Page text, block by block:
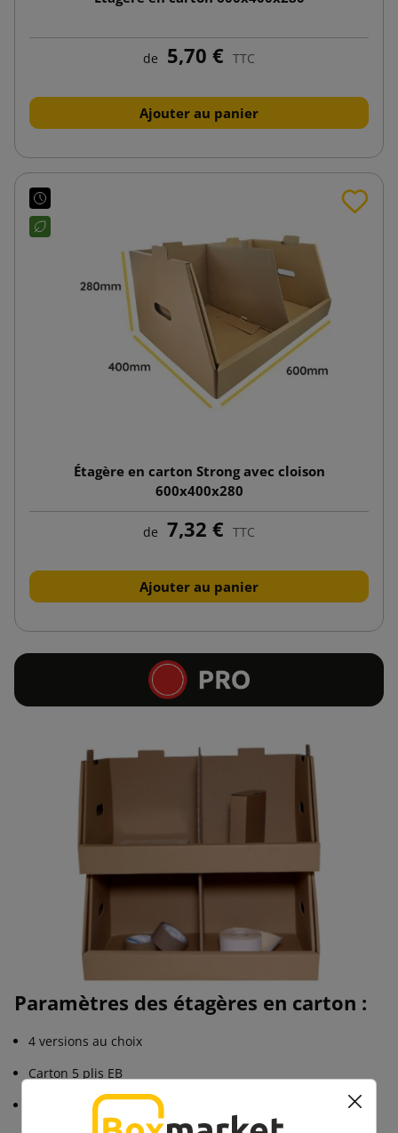
de 5,70 € TTC
Ajouter au panier
Étagère en carton Strong avec cloison
600x400x280
de 7,32 € TTC
Ajouter au panier
Paramètres des étagères en carton :
4 versions au choix
Carton 5 plis EB
Capacité de charge jusqu'à 40 kg